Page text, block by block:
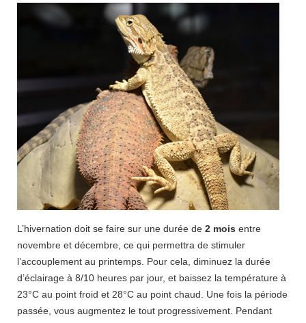
L’hivernation doit se faire sur une durée de 2 mois entre
novembre et décembre, ce qui permettra de stimuler
l’accouplement au printemps. Pour cela, diminuez la durée
d’éclairage à 8/10 heures par jour, et baissez la température à
23°C au point froid et 28°C au point chaud. Une fois la période
passée, vous augmentez le tout progressivement. Pendant